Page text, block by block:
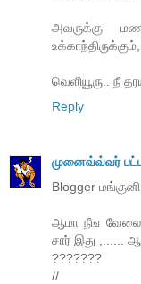
அவருக்கு
வெளியூரு.. நீ
Reply
முனைவ்வ்வர்
Blogger
ஆமா நீங
சார் இது ,......
???????
//